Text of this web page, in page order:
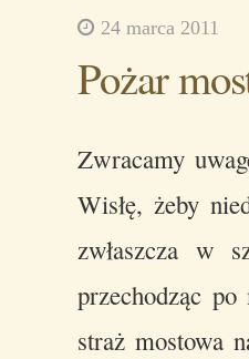
24 marca 2011
Pożar
Zwracamy
Wisłę, żeby
zwłaszcza w
przechodząc
straż mostowa